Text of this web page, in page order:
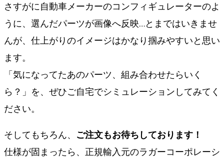
さすがに自動車メーカーのコンフィギュレーターのよ
うに、選んだパーツが画像へ反映…とまではいきませ
んが、仕上がりのイメージはかなり掴みやすいと思い
ます。
「気になってたあのパーツ、組み合わせたらいく
ら？」を、ぜひご自宅でシミュレーションしてみてく
ださい。
そしてもちろん、 ご注文もお待ちしております！
仕様が固まったら、正規輸入元のラガーコーポレーシ